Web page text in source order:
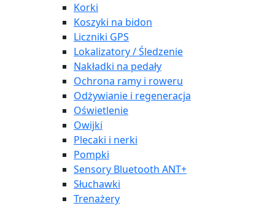
Korki
Koszyki na bidon
Liczniki GPS
Lokalizatory / Śledzenie
Nakładki na pedały
Ochrona ramy i roweru
Odżywianie i regeneracja
Oświetlenie
Owijki
Plecaki i nerki
Pompki
Sensory Bluetooth ANT+
Słuchawki
Trenażery